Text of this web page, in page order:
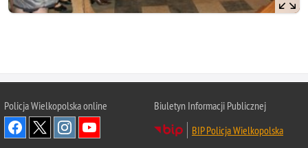
Policja Wielkopolska online
Biuletyn Informacji Publicznej
BIP Policja Wielkopolska